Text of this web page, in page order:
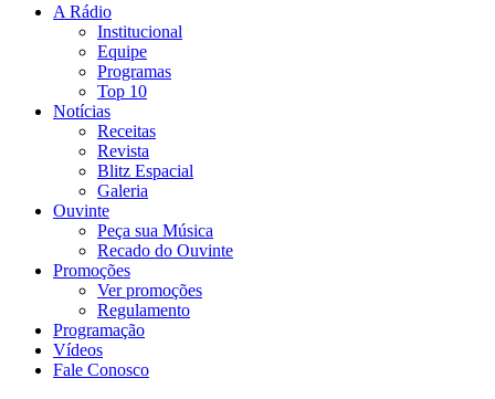
A Rádio
Institucional
Equipe
Programas
Top 10
Notícias
Receitas
Revista
Blitz Espacial
Galeria
Ouvinte
Peça sua Música
Recado do Ouvinte
Promoções
Ver promoções
Regulamento
Programação
Vídeos
Fale Conosco